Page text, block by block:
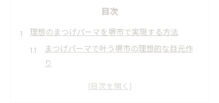
目次
理想のまつげパーマを堺市で実現する方法
まつげパーマで叶う堺市の理想的な目元作
り
人気のまつげパーマを堺市で選ぶ秘訣とは